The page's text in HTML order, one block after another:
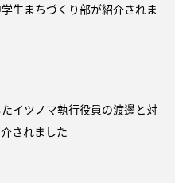
生まちづくり部が紹介されま
イツノマ執行役員の渡邊と対
されました